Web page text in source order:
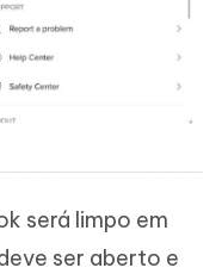
será limpo em
ser aberto e